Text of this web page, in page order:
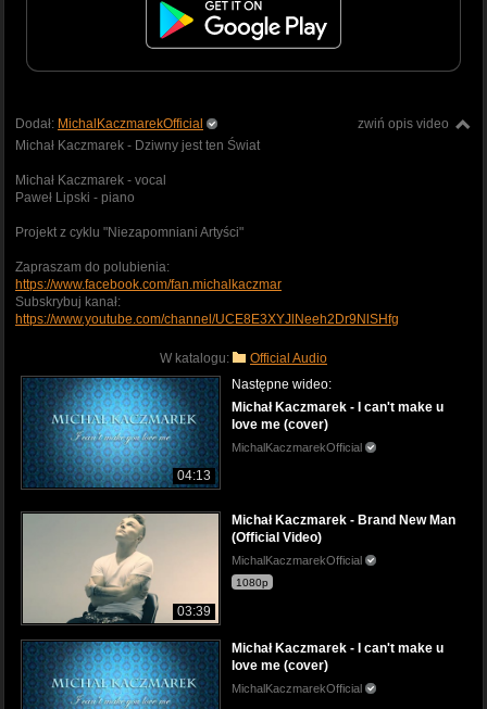
zwiń opis video
Dodał: MichalKaczmarekOfficial
Michał Kaczmarek - Dziwny jest ten Świat
Michał Kaczmarek - vocal
Paweł Lipski - piano
Projekt z cyklu "Niezapomniani Artyści"
Zapraszam do polubienia:
https://www.facebook.com/fan.michalkaczmar
Subskrybuj kanał:
https://www.youtube.com/channel/UCE8E3XYJlNeeh2Dr9NlSHfg
W katalogu: Official Audio
04:13
Następne wideo:
Michał Kaczmarek - I can't make u
love me (cover)
MichalKaczmarekOfficial
03:39
Michał Kaczmarek - Brand New Man
(Official Video)
MichalKaczmarekOfficial
1080p
Michał Kaczmarek - I can't make u
love me (cover)
MichalKaczmarekOfficial